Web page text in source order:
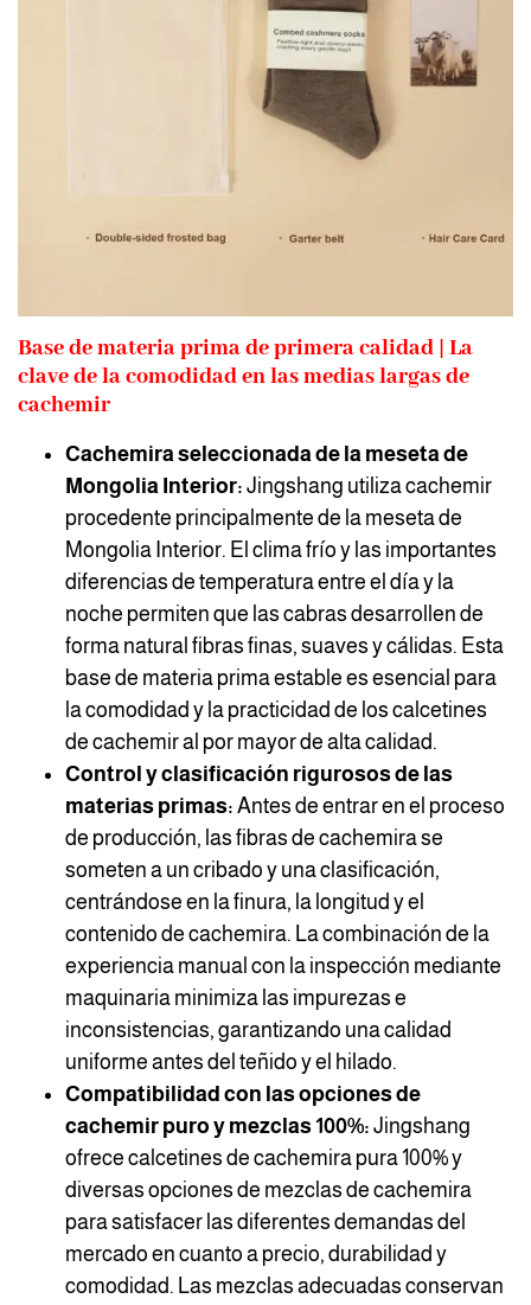
Base de materia prima de primera calidad | La
clave de la comodidad en las medias largas de
cachemir
Cachemira seleccionada de la meseta de
Mongolia Interior: Jingshang utiliza cachemir
procedente principalmente de la meseta de
Mongolia Interior. El clima frío y las importantes
diferencias de temperatura entre el día y la
noche permiten que las cabras desarrollen de
forma natural fibras finas, suaves y cálidas. Esta
base de materia prima estable es esencial para
la comodidad y la practicidad de los calcetines
de cachemir al por mayor de alta calidad.
Control y clasificación rigurosos de las
materias primas: Antes de entrar en el proceso
de producción, las fibras de cachemira se
someten a un cribado y una clasificación,
centrándose en la finura, la longitud y el
contenido de cachemira. La combinación de la
experiencia manual con la inspección mediante
maquinaria minimiza las impurezas e
inconsistencias, garantizando una calidad
uniforme antes del teñido y el hilado.
Compatibilidad con las opciones de
cachemir puro y mezclas 100%: Jingshang
ofrece calcetines de cachemira pura 100% y
diversas opciones de mezclas de cachemira
para satisfacer las diferentes demandas del
mercado en cuanto a precio, durabilidad y
comodidad. Las mezclas adecuadas conservan